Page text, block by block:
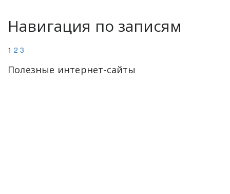
Навигация по записям
1 2 3
Полезные интернет-сайты